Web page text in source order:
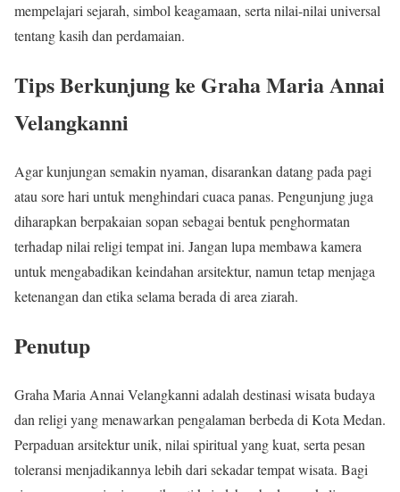
mempelajari sejarah, simbol keagamaan, serta nilai-nilai universal
tentang kasih dan perdamaian.
Tips Berkunjung ke Graha Maria Annai
Velangkanni
Agar kunjungan semakin nyaman, disarankan datang pada pagi
atau sore hari untuk menghindari cuaca panas. Pengunjung juga
diharapkan berpakaian sopan sebagai bentuk penghormatan
terhadap nilai religi tempat ini. Jangan lupa membawa kamera
untuk mengabadikan keindahan arsitektur, namun tetap menjaga
ketenangan dan etika selama berada di area ziarah.
Penutup
Graha Maria Annai Velangkanni adalah destinasi wisata budaya
dan religi yang menawarkan pengalaman berbeda di Kota Medan.
Perpaduan arsitektur unik, nilai spiritual yang kuat, serta pesan
toleransi menjadikannya lebih dari sekadar tempat wisata. Bagi